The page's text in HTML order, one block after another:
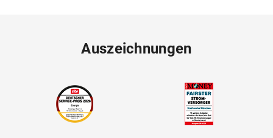
Auszeichnungen